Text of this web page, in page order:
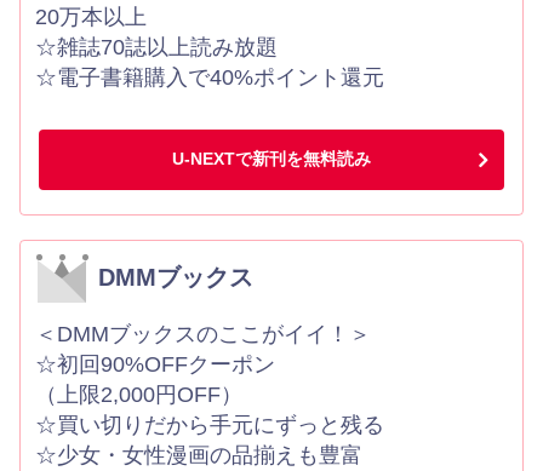
20万本以上
☆雑誌70誌以上読み放題
☆電子書籍購入で40%ポイント還元
U-NEXTで新刊を無料読み
DMMブックス
＜DMMブックスのここがイイ！＞
☆初回90%OFFクーポン
（上限2,000円OFF）
☆買い切りだから手元にずっと残る
☆少女・女性漫画の品揃えも豊富